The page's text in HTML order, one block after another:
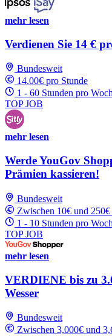
mehr lesen
Verdienen Sie 14 €
Bundesweit
14.00€ pro Stunde
1 - 60 Stunden pro
TOP JOB
mehr lesen
Werde YouGov
Prämien kassieren!
Bundesweit
Zwischen 10€ und
1 - 10 Stunden pro
TOP JOB
mehr lesen
VERDIENE bis zu
Wesser
Bundesweit
Zwischen 3,000€ und